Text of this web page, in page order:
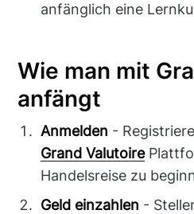
anfänglich eine
Wie man mit
anfängt
Anmelden -
Grand Valutoire
Handelsreise zu
Geld einzahlen -